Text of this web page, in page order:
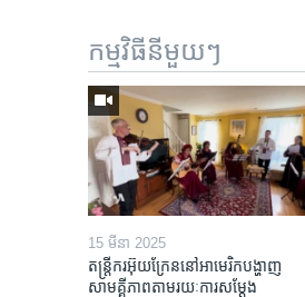
កម្មវិធី​នីមួយៗ
15 មីនា 2025
តន្ត្រីករ​អ៊ុយក្រែន​នៅ​អាមេរិក​បង្ហាញ​
សាមគ្គីភាព​តាម​រយៈ​ការសម្តែង